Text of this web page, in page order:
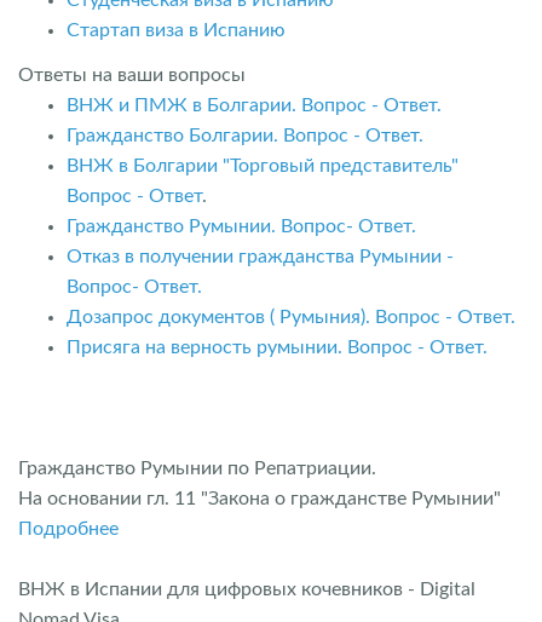
Стартап виза в Испанию
Ответы на ваши вопросы
ВНЖ и ПМЖ в Болгарии. Вопрос - Ответ.
Гражданство Болгарии. Вопрос - Ответ.
ВНЖ в Болгарии "Торговый представитель"
Вопрос - Ответ.
Гражданство Румынии. Вопрос- Ответ.
Отказ в получении гражданства Румынии -
Вопрос- Ответ.
Дозапрос документов ( Румыния). Вопрос - Ответ.
Присяга на верность румынии. Вопрос - Ответ.
Гражданство Румынии по Репатриации.
На основании гл. 11 "Закона о гражданстве Румынии"
Подробнее
ВНЖ в Испании для цифровых кочевников - Digital